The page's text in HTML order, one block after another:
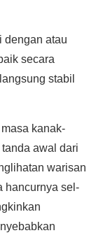
dengan atau
secara
stabil
kanak-
awal dari
warisan
hancurnya sel-